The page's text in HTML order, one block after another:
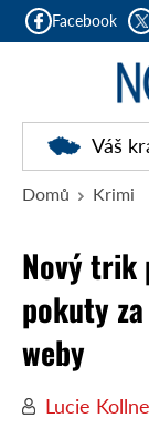
Facebook
kraje
Váš
Domů Krimi
Nový trik
pokuty
weby
Lucie